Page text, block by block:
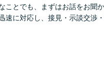
なことでも、まずはお話をお
速に対応し、接見・示談交渉